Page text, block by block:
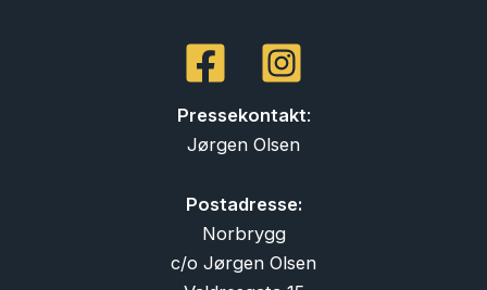
Pressekontakt:
Jørgen Olsen
Postadresse:
Norbrygg
c/o Jørgen Olsen